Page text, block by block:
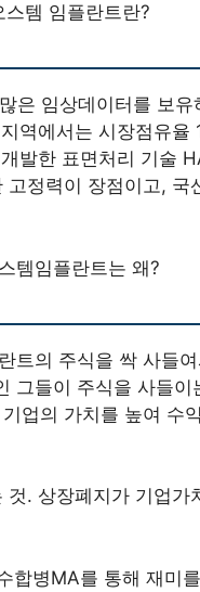
스템 임플란트란?
은 임상데이터를 보
역에서는 시장점유율
발한 표면처리 기술
정력이 장점이고, 국
템임플란트는 왜?
트의 주식을 싹 사들
그들이 주식을 사들
업의 가치를 높여 수
. 상장폐지가 기업가
합병MA를 통해 재미